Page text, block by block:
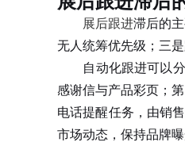
展后跟进滞后的
无人统筹优先级；三
自动化跟进可以分
感谢信与产品彩页；
电话提醒任务，由销
市场动态，保持品牌